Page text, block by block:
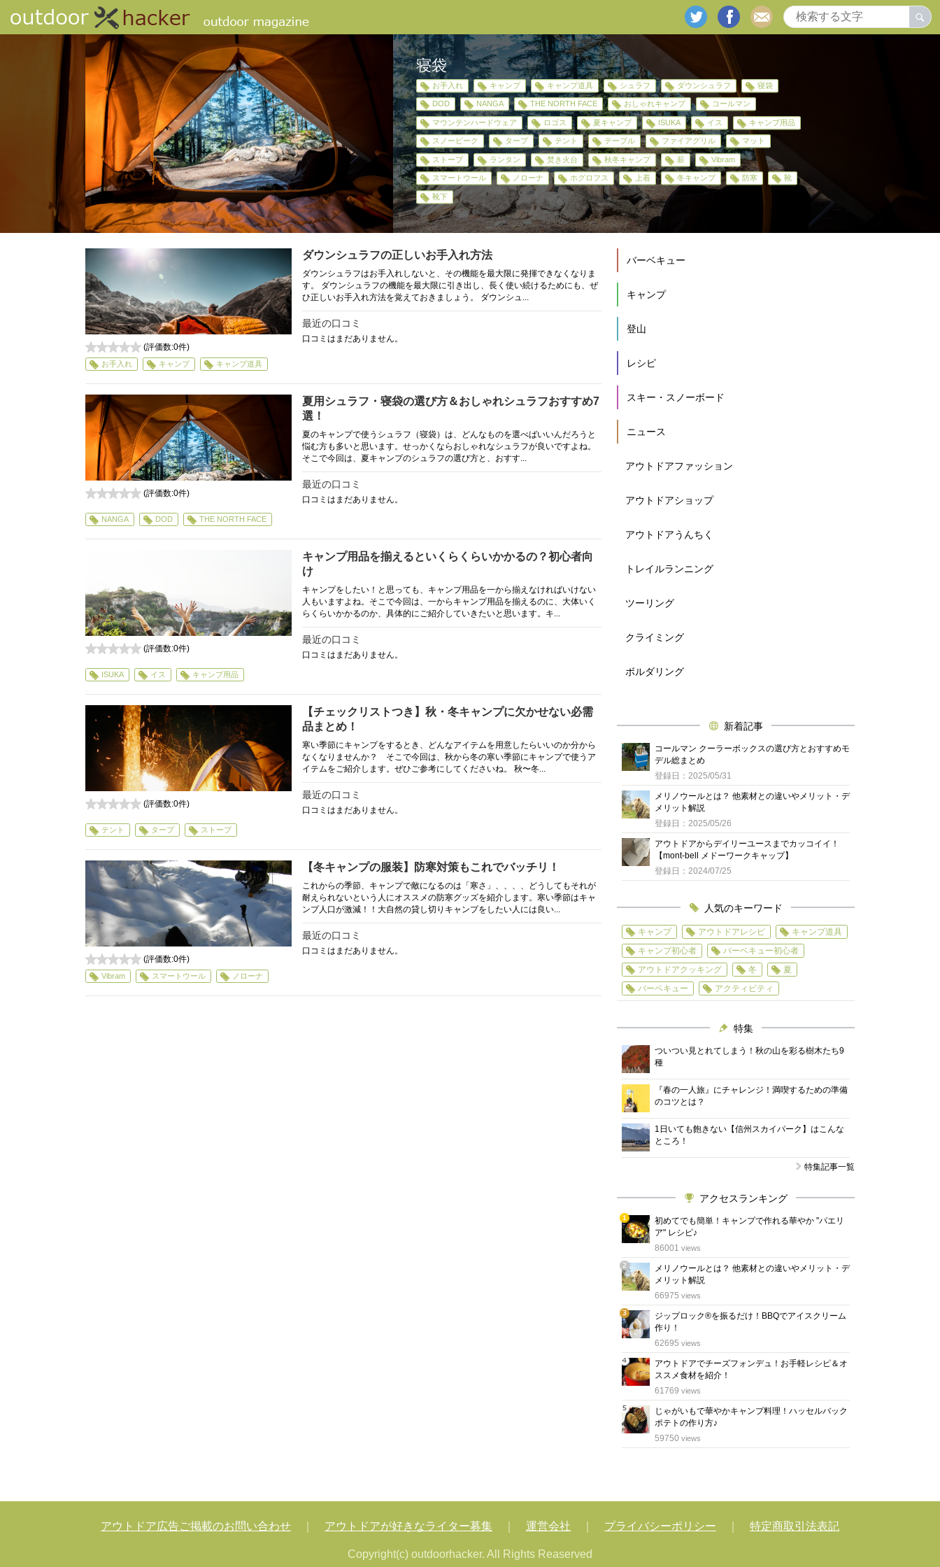
寝袋
お手入れ キャンプ キャンプ道具 シュラフ ダウンシュラフ 寝袋
DOD NANGA THE NORTH FACE おしゃれキャンプ コールマン
マウンテンハードウェア ロゴス 夏キャンプ ISUKA イス キャンプ用品
スノーピーク タープ テント テーブル ファイアグリル マット
ストーブ ランタン 焚き火台 秋冬キャンプ 薪 Vibram
スマートウール ノローナ ホグロフス 上着 冬キャンプ 防寒 靴
靴下
ダウンシュラフの正しいお手入れ方法
ダウンシュラフはお手入れしないと、その機能を最大限に発揮できなくなりま
す。 ダウンシュラフの機能を最大限に引き出し、長く使い続けるためにも、ぜ
ひ正しいお手入れ方法を覚えておきましょう。 ダウンシュ...
最近の口コミ
口コミはまだありません。
0
(評価数:0件)
お手入れ キャンプ キャンプ道具
夏用シュラフ・寝袋の選び方＆おしゃれシュラフおすすめ7
選！
夏のキャンプで使うシュラフ（寝袋）は、どんなものを選べばいいんだろうと
悩む方も多いと思います。せっかくならおしゃれなシュラフが良いですよね。
そこで今回は、夏キャンプのシュラフの選び方と、おすす...
最近の口コミ
口コミはまだありません。
(評価数:0件)
NANGA DOD THE NORTH FACE
キャンプ用品を揃えるといくらくらいかかるの？初心者向
け
キャンプをしたい！と思っても、キャンプ用品を一から揃えなければいけない
人もいますよね。そこで今回は、一からキャンプ用品を揃えるのに、大体いく
らくらいかかるのか、具体的にご紹介していきたいと思います。キ...
最近の口コミ
口コミはまだありません。
(評価数:0件)
ISUKA イス キャンプ用品
【チェックリストつき】秋・冬キャンプに欠かせない必需
品まとめ！
寒い季節にキャンプをするとき、どんなアイテムを用意したらいいのか分から
なくなりませんか？ そこで今回は、秋から冬の寒い季節にキャンプで使うア
イテムをご紹介します。ぜひご参考にしてくださいね。 秋〜冬...
最近の口コミ
口コミはまだありません。
(評価数:0件)
テント タープ ストーブ
【冬キャンプの服装】防寒対策もこれでバッチリ！
これからの季節、キャンプで敵になるのは「寒さ」、、、、どうしてもそれが
耐えられないという人にオススメの防寒グッズを紹介します。寒い季節はキャ
ンプ人口が激減！！大自然の貸し切りキャンプをしたい人には良い...
最近の口コミ
口コミはまだありません。
0
(評価数:0件)
Vibram スマートウール ノローナ
バーベキュー
キャンプ
登山
レシピ
スキー・スノーボード
ニュース
アウトドアファッション
アウトドアショップ
アウトドアうんちく
トレイルランニング
ツーリング
クライミング
ボルダリング
新着記事
コールマン クーラーボックスの選び方とおすすめモ
デル総まとめ
登録日：2025/05/31
メリノウールとは？ 他素材との違いやメリット・デ
メリット解説
登録日：2025/05/26
アウトドアからデイリーユースまでカッコイイ！
【mont-bell メドーワークキャップ】
登録日：2024/07/25
人気のキーワード
キャンプ アウトドアレシピ
キャンプ道具
キャンプ初心者
バーベキュー初心者
アウトドアクッキング
冬
夏
バーベキュー
アクティビティ
特集
ついつい見とれてしまう！秋の山を彩る樹木たち9
種
『春の一人旅』にチャレンジ！満喫するための準備
のコツとは？
1日いても飽きない【信州スカイパーク】はこんな
ところ！
特集記事一覧
アクセスランキング
1
位
初めてでも簡単！キャンプで作れる華やか "パエリ
ア" レシピ♪
86001 views
2
位
メリノウールとは？ 他素材との違いやメリット・デ
メリット解説
66975 views
3
位
ジップロック®を振るだけ！BBQでアイスクリーム
作り！
62695 views
4
位
アウトドアでチーズフォンデュ！お手軽レシピ＆オ
ススメ食材を紹介！
61769 views
5
位
じゃがいもで華やかキャンプ料理！ハッセルバック
ポテトの作り方♪
59750 views
アウトドア広告ご掲載のお問い合わせ アウトドアが好きなライター募集 運営会社 プライバシーポリシー 特定商取引法表記
Copyright(c) outdoorhacker. All Rights Reaserved